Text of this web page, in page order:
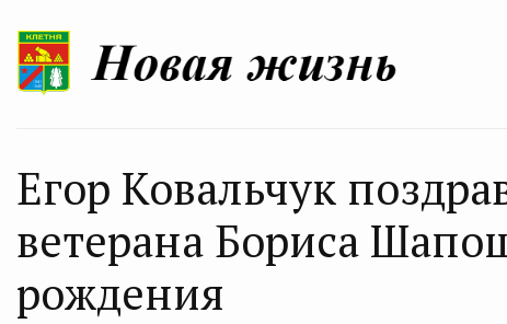
Егор Ковальчук
ветерана Бориса
рождения